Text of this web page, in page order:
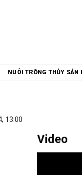
NUÔI TRỒNG THỦY SẢN
13:00
Video